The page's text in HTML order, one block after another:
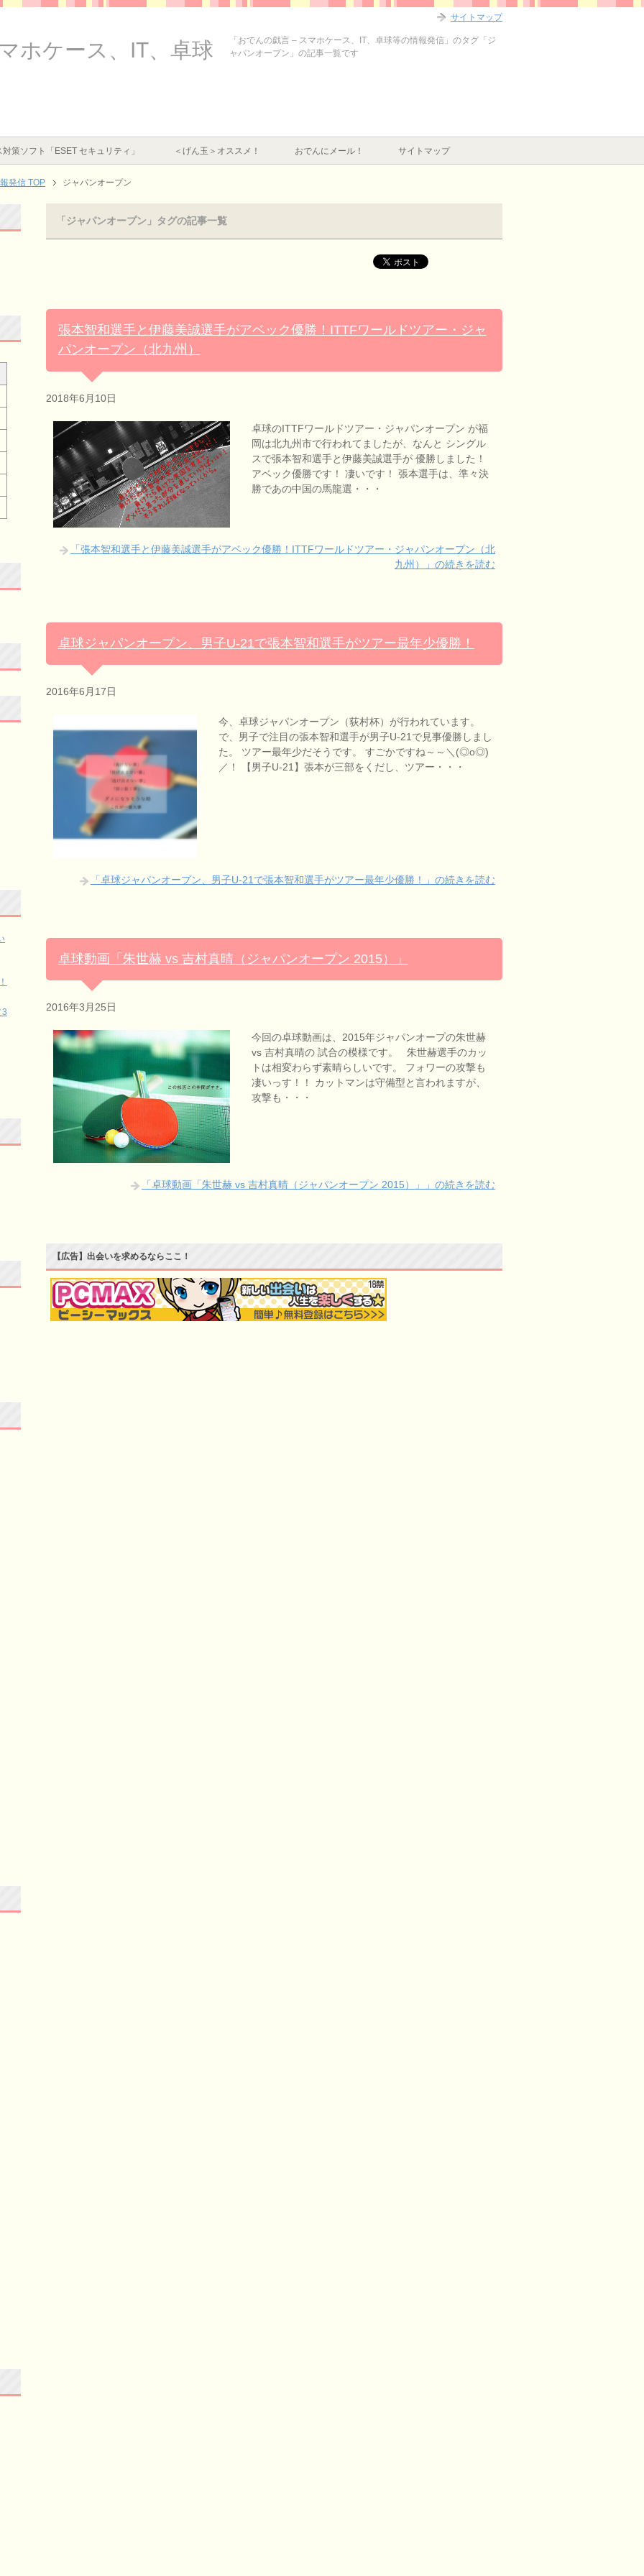
ホケース、IT、卓球
「おでんの戯言 – スマホケース、IT、卓球等の情報発信」のタグ「ジ
ャパンオープン」の記事一覧です
策ソフト「ESET セキュリティ」 ＜げん玉＞オススメ！ おでんにメール！ サイトマップ
発信 TOP ジャパンオープン
「ジャパンオープン」タグの記事一覧
張本智和選手と伊藤美誠選手がアベック優勝！ITTFワールドツアー・ジャ
パンオープン（北九州）
2018年6月10日
卓球のITTFワールドツアー・ジャパンオープン が福
岡は北九州市で行われてましたが、なんと シングル
スで張本智和選手と伊藤美誠選手が 優勝しました！
アベック優勝です！ 凄いです！ 張本選手は、準々決
勝であの中国の馬龍選・・・
「張本智和選手と伊藤美誠選手がアベック優勝！ITTFワールドツアー・ジャパンオープン（北
九州）」の続きを読む
卓球ジャパンオープン、男子U-21で張本智和選手がツアー最年少優勝！
2016年6月17日
今、卓球ジャパンオープン（荻村杯）が行われています。
で、男子で注目の張本智和選手が男子U-21で見事優勝しまし
た。 ツアー最年少だそうです。 すごかですね～～＼(◎o◎)
／！ 【男子U-21】張本が三部をくだし、ツアー・・・
「卓球ジャパンオープン、男子U-21で張本智和選手がツアー最年少優勝！」の続きを読む
卓球動画「朱世赫 vs 吉村真晴（ジャパンオープン 2015）」
2016年3月25日
今回の卓球動画は、2015年ジャパンオープの朱世赫
vs 吉村真晴の 試合の模様です。 朱世赫選手のカッ
トは相変わらず素晴らしいです。 フォワーの攻撃も
凄いっす！！ カットマンは守備型と言われますが、
攻撃も・・・
「卓球動画「朱世赫 vs 吉村真晴（ジャパンオープン 2015）」」の続きを読む
【広告】出会いを求めるならここ！
3
サイトマップ